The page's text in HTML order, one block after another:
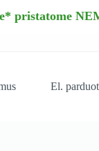
pristatome
El.